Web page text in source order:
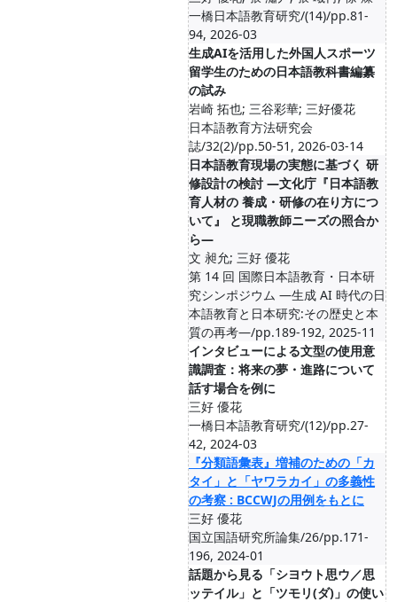
一橋日本語教育研究/(14)/pp.81-
94, 2026-03
生成AIを活用した外国人スポーツ
留学生のための日本語教科書編纂
の試み
岩崎 拓也; 三谷彩華; 三好優花
日本語教育方法研究会
誌/32(2)/pp.50-51, 2026-03-14
日本語教育現場の実態に基づく 研
修設計の検討 ―文化庁『日本語教
育人材の 養成・研修の在り方につ
いて』 と現職教師ニーズの照合か
ら―
文 昶允; 三好 優花
第 14 回 国際日本語教育・日本研
究シンポジウム ―生成 AI 時代の日
本語教育と日本研究:その歴史と本
質の再考―/pp.189-192, 2025-11
インタビューによる文型の使用意
識調査：将来の夢・進路について
話す場合を例に
三好 優花
一橋日本語教育研究/(12)/pp.27-
42, 2024-03
『分類語彙表』増補のための「カ
タイ」と「ヤワラカイ」の多義性
の考察 : BCCWJの用例をもとに
三好 優花
国立国語研究所論集/26/pp.171-
196, 2024-01
話題から見る「シヨウト思ウ／思
ッテイル」と「ツモリ(ダ)」の使い